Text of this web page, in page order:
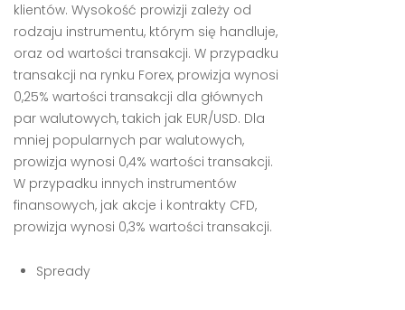
klientów. Wysokość prowizji zależy od
rodzaju instrumentu, którym się handluje,
oraz od wartości transakcji. W przypadku
transakcji na rynku Forex, prowizja wynosi
0,25% wartości transakcji dla głównych
par walutowych, takich jak EUR/USD. Dla
mniej popularnych par walutowych,
prowizja wynosi 0,4% wartości transakcji.
W przypadku innych instrumentów
finansowych, jak akcje i kontrakty CFD,
prowizja wynosi 0,3% wartości transakcji.
Spready